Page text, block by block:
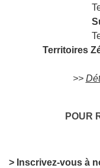
Territoires
>>
POUR
> Inscrivez-vous à